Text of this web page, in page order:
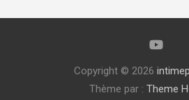
Copyright © 2026
Thème par : Theme